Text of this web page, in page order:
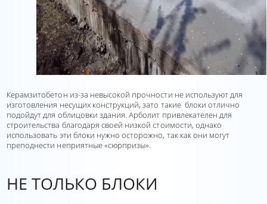
Керамзитобетон из-за невысокой прочности не используют для
изготовления несущих конструкций, зато такие блоки отлично
подойдут для облицовки здания. Арболит привлекателен для
строительства благодаря своей низкой стоимости, однако
использовать эти блоки нужно осторожно, так как они могут
преподнести неприятные «сюрпризы».
НЕ ТОЛЬКО БЛОКИ